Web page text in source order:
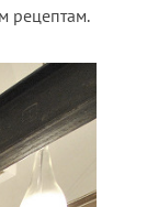
рецептам.